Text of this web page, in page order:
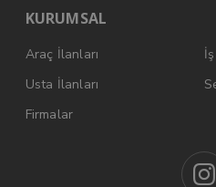
KURUMSAL
Araç İlanları
Usta İlanları
Firmalar